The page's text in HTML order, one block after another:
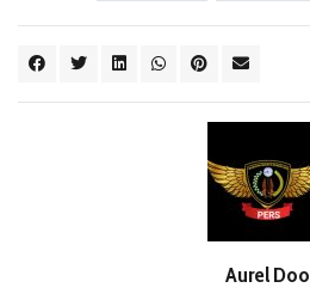
Aurel Doo